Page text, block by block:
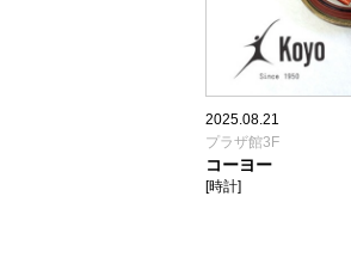
2025.08.21
プラザ館3F
コーヨー
[時計]